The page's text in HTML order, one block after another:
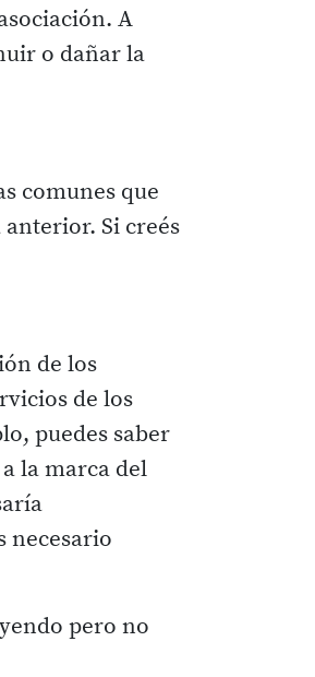
A
o dañar la
comunes que
Si creés
de los
de los
puedes saber
la marca del
necesario
pero no